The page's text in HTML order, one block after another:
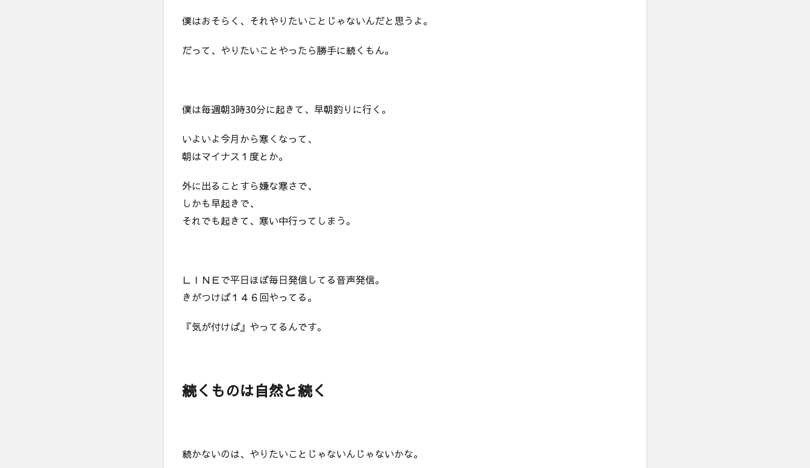
僕はおそらく、それやりたいことじゃないんだと思うよ。
だって、やりたいことやったら勝手に続くもん。
僕は毎週朝3時30分に起きて、早朝釣りに行く。
いよいよ今月から寒くなって、
朝はマイナス１度とか。
外に出ることすら嫌な寒さで、
しかも早起きで、
それでも起きて、寒い中行ってしまう。
ＬＩＮＥで平日ほぼ毎日発信してる音声発信。
きがつけば１４６回やってる。
『気が付けば』やってるんです。
続くものは自然と続く
続かないのは、やりたいことじゃないんじゃないかな。